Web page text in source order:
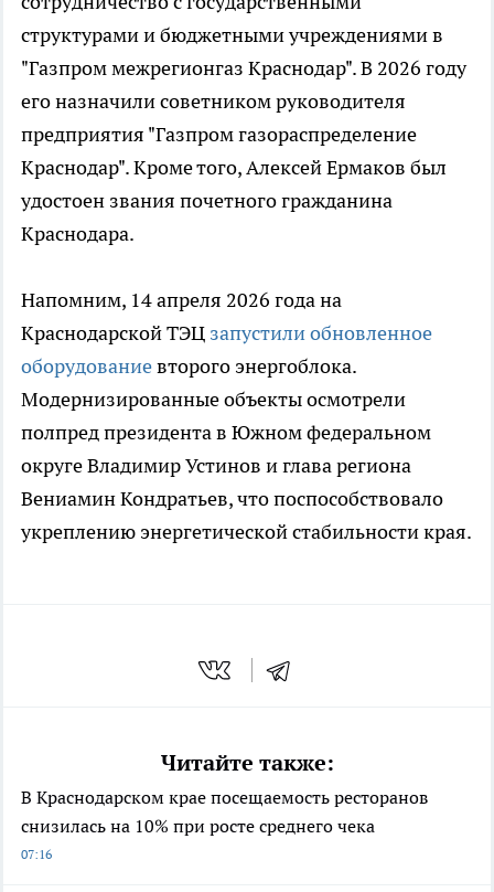
структурами и бюджетными учреждениями в
"Газпром межрегионгаз Краснодар". В 2026 году
его назначили советником руководителя
предприятия "Газпром газораспределение
Краснодар". Кроме того, Алексей Ермаков был
удостоен звания почетного гражданина
Краснодара.
Напомним, 14 апреля 2026 года на
Краснодарской ТЭЦ запустили обновленное
оборудованиевторого энергоблока.
Модернизированные объекты осмотрели
полпред президента в Южном федеральном
округе Владимир Устинов и глава региона
Вениамин Кондратьев, что поспособствовало
укреплению энергетической стабильности края.
Читайте также:
В Краснодарском крае посещаемость ресторанов
снизилась на 10% при росте среднего чека
07:16